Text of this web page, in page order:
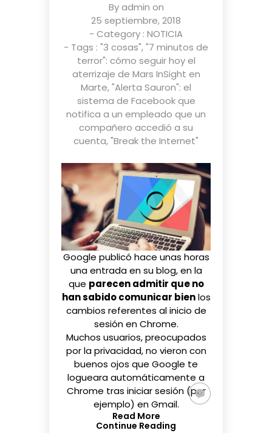
Byadmin on
25 septiembre, 2018
- Category : NOTICIA
- Tags : "3 cosas","7 minutos de
terror": cómo seguir hoy el
aterrizaje de Mars InSight en
Marte,"Alerta Sauron": el
sistema de Facebook que
notifica a un empleado que un
compañero accedió a su
cuenta,"Break the Internet"
Google publicó hace unas horas
una entrada en su blog, en la
que parecen admitir que no
han sabido comunicar bien los
cambios referentes al inicio de
sesión en Chrome.
Muchos usuarios, preocupados
por la privacidad, no vieron con
buenos ojos que Google te
logueara automáticamente a
Chrome tras iniciar sesión (por
ejemplo) en Gmail.
Read More
Continue Reading